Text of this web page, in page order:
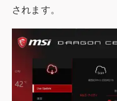
されます。